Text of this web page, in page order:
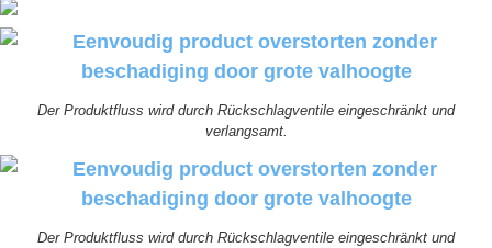
Der Produktfluss wird durch Rückschlagventile eingeschränkt und
verlangsamt.
Der Produktfluss wird durch Rückschlagventile eingeschränkt und